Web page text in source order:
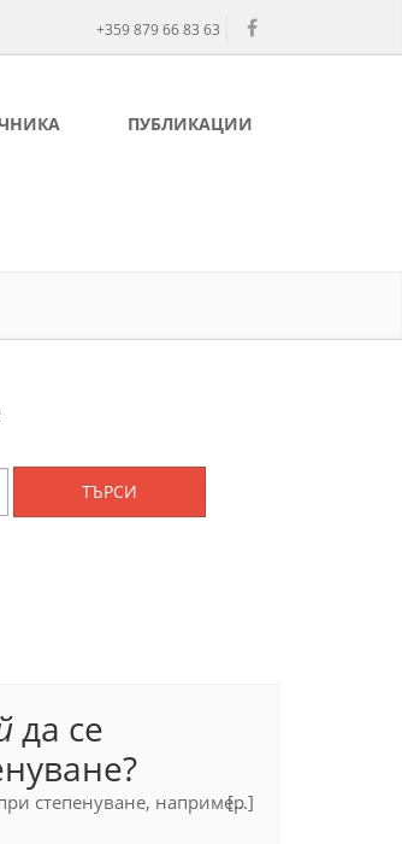
+359 879 66 83 63
ПУБЛИКАЦИИ
ТЪРСИ
да се
степенуване, например
[...]